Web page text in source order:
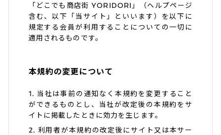
「どこでも商店街 YORIDORI」（ヘルプページ
含む、以下「当サイト」といいます）を以下に
規定する会員が利用することについての一切に
適用されるものです。
本規約の変更について
1. 当社は事前の通知なく本規約を変更すること
ができるものとし、当社が改定後の本規約をサ
イトに掲載したときに効力を生じます。
2. 利用者が本規約の改定後にサイト又は本サー